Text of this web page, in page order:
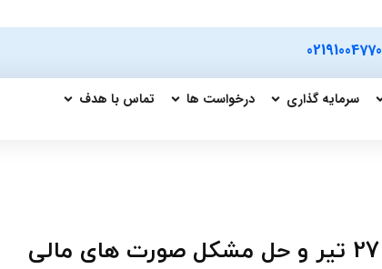
02191004770
سرمایه گذاری درخواست ها تماس با هدف
انجام نرخ گذاری خوراک پالایشگاه ها تا 27 تیر و حل مشکل صورت های مالی